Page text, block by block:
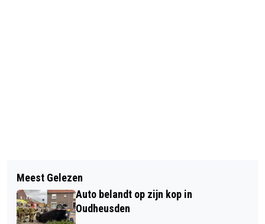
KOUD SERVEREN OPEN AIR LAAT
PUBLIEK GENIETEN
KOERSBALMIDDAG BIJ KBO
NIEUWKUIJK
Meest Gelezen
Auto belandt op zijn kop in
Oudheusden